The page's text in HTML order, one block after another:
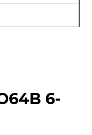
6-